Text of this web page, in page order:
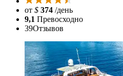
от $ 374 /день
9,1 Превосходно
39Отзывов